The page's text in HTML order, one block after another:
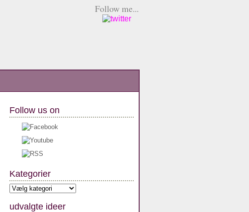
Follow me...
Follow us on
Kategorier
Kategorier
udvalgte ideer